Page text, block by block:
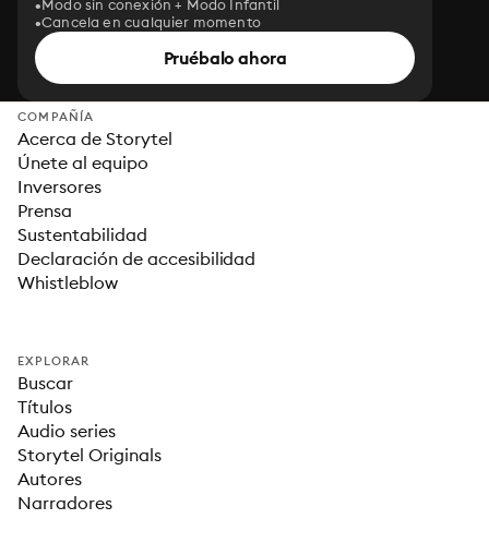
Modo sin conexión + Modo Infantil
Cancela en cualquier momento
Pruébalo ahora
COMPAÑÍA
Acerca de Storytel
Únete al equipo
Inversores
Prensa
Sustentabilidad
Declaración de accesibilidad
Whistleblow
EXPLORAR
Buscar
Títulos
Audio series
Storytel Originals
Autores
Narradores